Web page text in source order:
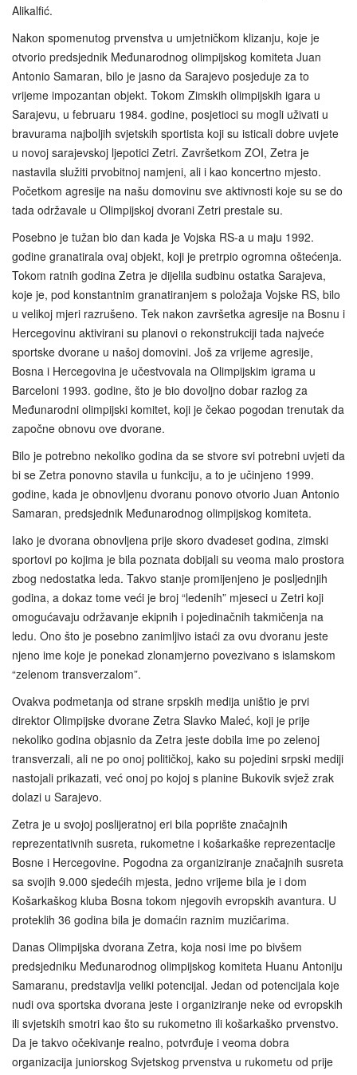
Alikalfić.
Nakon spomenutog prvenstva u umjetničkom klizanju, koje je
otvorio predsjednik Međunarodnog olimpijskog komiteta Juan
Antonio Samaran, bilo je jasno da Sarajevo posjeduje za to
vrijeme impozantan objekt. Tokom Zimskih olimpijskih igara u
Sarajevu, u februaru 1984. godine, posjetioci su mogli uživati u
bravurama najboljih svjetskih sportista koji su isticali dobre uvjete
u novoj sarajevskoj ljepotici Zetri. Završetkom ZOI, Zetra je
nastavila služiti prvobitnoj namjeni, ali i kao koncertno mjesto.
Početkom agresije na našu domovinu sve aktivnosti koje su se do
tada održavale u Olimpijskoj dvorani Zetri prestale su.
Posebno je tužan bio dan kada je Vojska RS‑a u maju 1992.
godine granatirala ovaj objekt, koji je pretrpio ogromna oštećenja.
Tokom ratnih godina Zetra je dijelila sudbinu ostatka Sarajeva,
koje je, pod konstantnim granatiranjem s položaja Vojske RS, bilo
u velikoj mjeri razrušeno. Tek nakon završetka agresije na Bosnu i
Hercegovinu aktivirani su planovi o rekonstrukciji tada najveće
sportske dvorane u našoj domovini. Još za vrijeme agresije,
Bosna i Hercegovina je učestvovala na Olimpijskim igrama u
Barceloni 1993. godine, što je bio dovoljno dobar razlog za
Međunarodni olimpijski komitet, koji je čekao pogodan trenutak da
započne obnovu ove dvorane.
Bilo je potrebno nekoliko godina da se stvore svi potrebni uvjeti da
bi se Zetra ponovno stavila u funkciju, a to je učinjeno 1999.
godine, kada je obnovljenu dvoranu ponovo otvorio Juan Antonio
Samaran, predsjednik Međunarodnog olimpijskog komiteta.
Iako je dvorana obnovljena prije skoro dvadeset godina, zimski
sportovi po kojima je bila poznata dobijali su veoma malo prostora
zbog nedostatka leda. Takvo stanje promijenjeno je posljednjih
godina, a dokaz tome veći je broj “ledenih” mjeseci u Zetri koji
omogućavaju održavanje ekipnih i pojedinačnih takmičenja na
ledu. Ono što je posebno zanimljivo istaći za ovu dvoranu jeste
njeno ime koje je ponekad zlonamjerno povezivano s islamskom
“zelenom transverzalom”.
Ovakva podmetanja od strane srpskih medija uništio je prvi
direktor Olimpijske dvorane Zetra Slavko Maleć, koji je prije
nekoliko godina objasnio da Zetra jeste dobila ime po zelenoj
transverzali, ali ne po onoj političkoj, kako su pojedini srpski mediji
nastojali prikazati, već onoj po kojoj s planine Bukovik svjež zrak
dolazi u Sarajevo.
Zetra je u svojoj poslijeratnoj eri bila poprište značajnih
reprezentativnih susreta, rukometne i košarkaške reprezentacije
Bosne i Hercegovine. Pogodna za organiziranje značajnih susreta
sa svojih 9.000 sjedećih mjesta, jedno vrijeme bila je i dom
Košarkaškog kluba Bosna tokom njegovih evropskih avantura. U
proteklih 36 godina bila je domaćin raznim muzičarima.
Danas Olimpijska dvorana Zetra, koja nosi ime po bivšem
predsjedniku Međunarodnog olimpijskog komiteta Huanu Antoniju
Samaranu, predstavlja veliki potencijal. Jedan od potencijala koje
nudi ova sportska dvorana jeste i organiziranje neke od evropskih
ili svjetskih smotri kao što su rukometno ili košarkaško prvenstvo.
Da je takvo očekivanje realno, potvrđuje i veoma dobra
organizacija juniorskog Svjetskog prvenstva u rukometu od prije